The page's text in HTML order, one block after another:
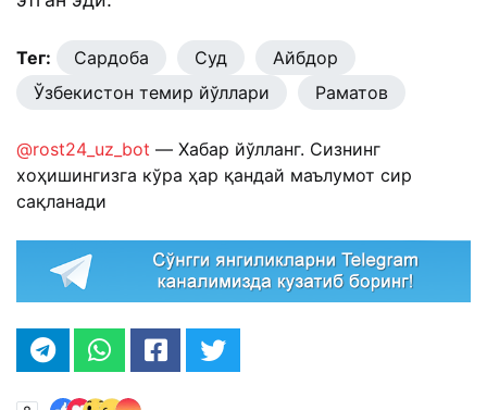
Тег: Сардоба Суд
Айбдор
Ўзбекистон темир йўллари
Раматов
@rost24_uz_bot — Хабар йўлланг. Сизнинг
хоҳишингизга кўра ҳар қандай маълумот сир
сақланади